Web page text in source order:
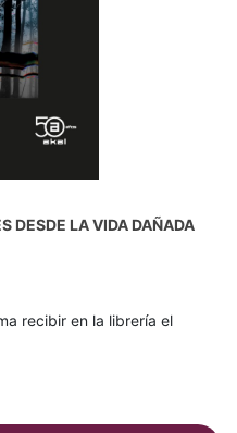
DESDE LA VIDA DAÑADA
recibir en la librería el